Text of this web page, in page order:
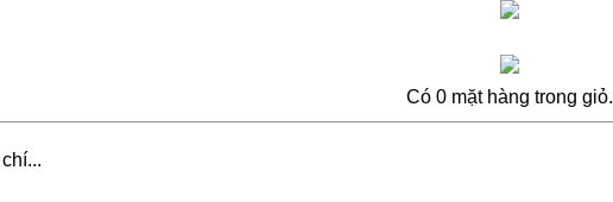
Có 0 mặt hàng trong giỏ.